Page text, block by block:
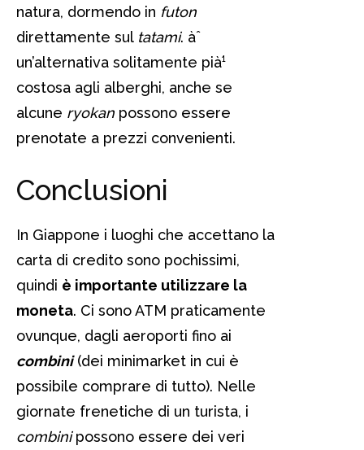
natura, dormendo in futon
direttamente sul tatami. àˆ
un’alternativa solitamente pià¹
costosa agli alberghi, anche se
alcune ryokan possono essere
prenotate a prezzi convenienti.
Conclusioni
In Giappone i luoghi che accettano la
carta di credito sono pochissimi,
quindi è importante utilizzare la
moneta. Ci sono ATM praticamente
ovunque, dagli aeroporti fino ai
combini (dei minimarket in cui è
possibile comprare di tutto). Nelle
giornate frenetiche di un turista, i
combinipossono essere dei veri